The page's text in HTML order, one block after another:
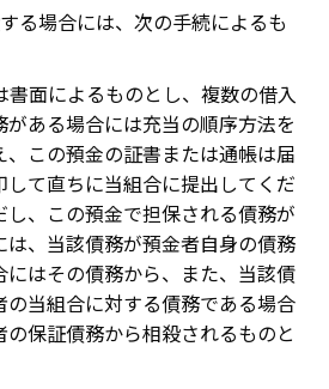
る場合には、次の手続によるも
書面によるものとし、複数の借入
がある場合には充当の順序方法を
、この預金の証書または通帳は届
して直ちに当組合に提出してくだ
し、この預金で担保される債務が
は、当該債務が預金者自身の債務
にはその債務から、また、当該債
の当組合に対する債務である場合
の保証債務から相殺されるものと